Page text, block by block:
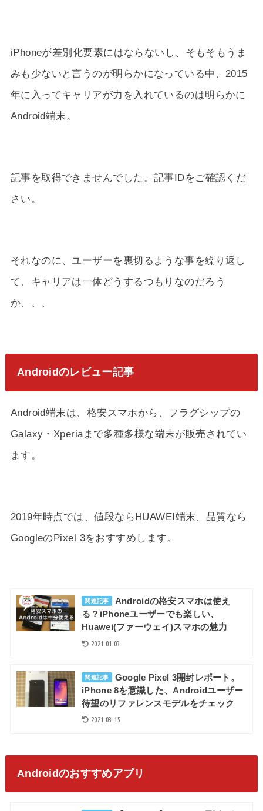
iPhoneが差別化要素にはならないし、そもそもうま
みも少ないと言うのが明らかになっている中、2015
年に入ってキャリアが力を入れているのは明らかに
Android端末。
記事を取得できませんでした。記事IDをご確認くだ
さい。
それなのに、ユーザーを裏切るような事を繰り返し
て、キャリアは一体どうするつもりなのだろう
か、、、
Androidのレビュー記事
Android端末は、格安スマホから、フラグシップの
Galaxy・Xperiaまで多種多様な端末が販売されてい
ます。
2019年時点では、値段ならHUAWEI端末、品質なら
GoogleのPixel 3をおすすめします。
関連記事
Androidの格安スマホは使え
る？iPhoneユーザーでも‎楽しい、
Huawei(ファーウェイ)スマホの魅力
2021.01.03
関連記事
Google Pixel 3開封レポート。
iPhone 8を意識した、Androidユーザー
待望のリファレンスモデルをチェック
2021.03.15
Androidのおすすめアプリ